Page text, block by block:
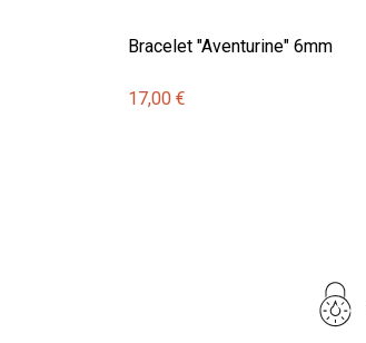
Bracelet "Aventurine" 6mm
17,00 €